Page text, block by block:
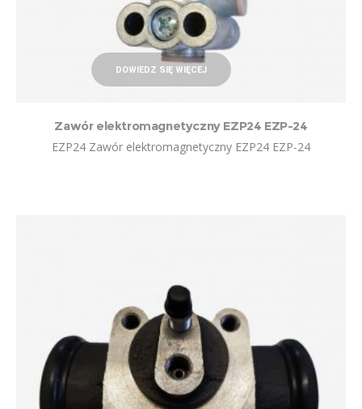
DOWIEDZ SIĘ WIĘCEJ
Zawór elektromagnetyczny EZP24 EZP-24
EZP24 Zawór elektromagnetyczny EZP24 EZP-24